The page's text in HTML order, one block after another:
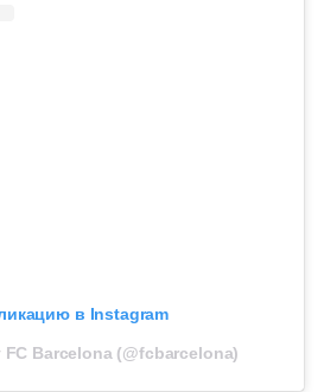
в Instagram
Barcelona (@fcbarcelona)